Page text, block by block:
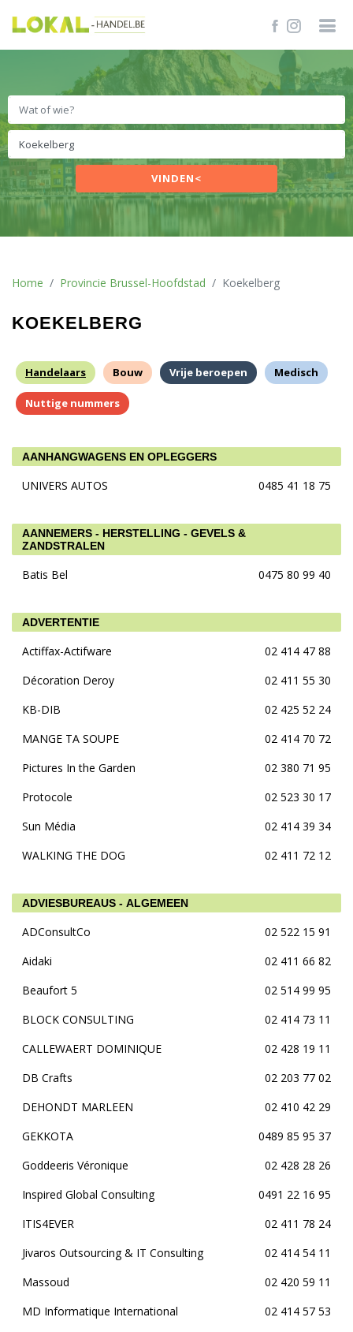
VINDEN<
Home Provincie Brussel-Hoofdstad Koekelberg
KOEKELBERG
Handelaars Bouw Vrije beroepen Medisch
Nuttige nummers
AANHANGWAGENS EN OPLEGGERS
UNIVERS AUTOS 0485 41 18 75
AANNEMERS - HERSTELLING - GEVELS &
ZANDSTRALEN
Batis Bel 0475 80 99 40
ADVERTENTIE
Actiffax-Actifware
02 414 47 88
Décoration Deroy
02 411 55 30
KB-DIB
02 425 52 24
MANGE TA SOUPE
02 414 70 72
Pictures In the Garden
02 380 71 95
Protocole
02 523 30 17
Sun Média
02 414 39 34
WALKING THE DOG
02 411 72 12
ADVIESBUREAUS - ALGEMEEN
ADConsultCo
02 522 15 91
Aidaki
02 411 66 82
Beaufort 5
02 514 99 95
BLOCK CONSULTING
02 414 73 11
CALLEWAERT DOMINIQUE
02 428 19 11
DB Crafts
02 203 77 02
DEHONDT MARLEEN
02 410 42 29
GEKKOTA
0489 85 95 37
Goddeeris Véronique
02 428 28 26
Inspired Global Consulting
0491 22 16 95
ITIS4EVER
02 411 78 24
Jivaros Outsourcing & IT Consulting
02 414 54 11
Massoud
02 420 59 11
MD Informatique International
02 414 57 53